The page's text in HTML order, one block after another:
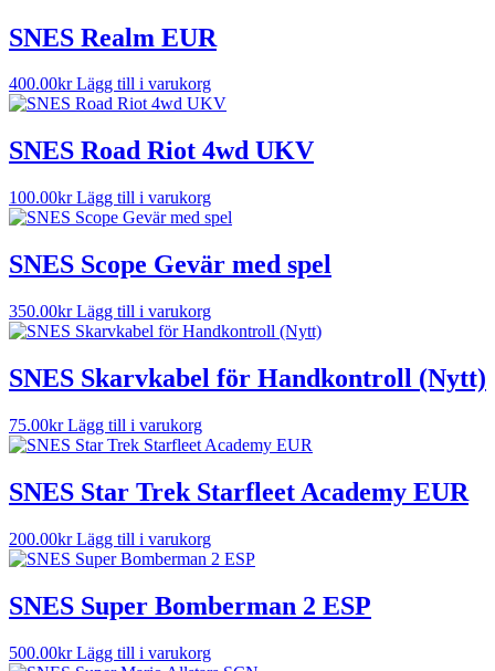
SNES Realm EUR
400.00kr Lägg till i varukorg
SNES Road Riot 4wd UKV
100.00kr Lägg till i varukorg
SNES Scope Gevär med spel
350.00kr Lägg till i varukorg
SNES Skarvkabel för Handkontroll (Nytt)
75.00kr Lägg till i varukorg
SNES Star Trek Starfleet Academy EUR
200.00kr Lägg till i varukorg
SNES Super Bomberman 2 ESP
500.00kr Lägg till i varukorg